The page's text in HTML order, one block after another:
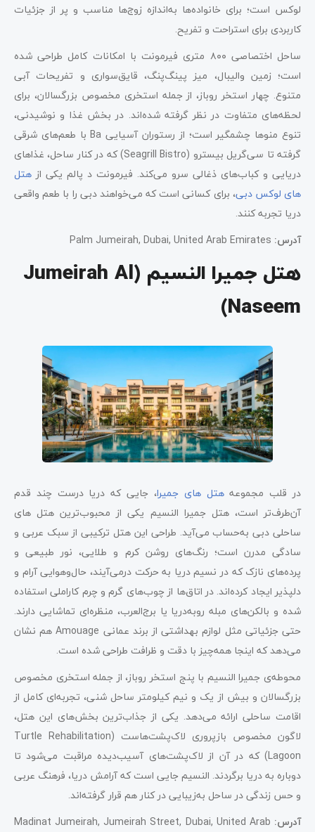
لوکس است؛ برای خانواده‌ها به‌اندازه زوج‌ها مناسب و پر از جزئیات
کاربردی برای استراحت و تفریح.
ساحل اختصاصی ۸۰۰ متری فیرمونت با امکانات کامل طراحی شده
است؛ زمین والیبال، میز پینگ‌پنگ، قایق‌سواری و تفریحات آبی
متنوع. چهار استخر روباز، از جمله استخری مخصوص بزرگسالان، برای
لحظه‌های متفاوت در نظر گرفته شده‌اند. در بخش غذا و نوشیدنی،
تنوع منوها چشمگیر است؛ از رستوران آسیایی Ba با طعم‌های شرقی
گرفته تا سی‌گریل بیسترو (Seagrill Bistro) که در کنار ساحل، غذاهای
دریایی و کباب‌های ذغالی سرو می‌کند. فیرمونت د پالم یکی از هتل
های لوکس دبی، برای کسانی است که می‌خواهند دبی را با طعم واقعی
دریا تجربه کنند.
آدرس:
هتل جمیرا النسیم (Jumeirah Al
Naseem)
در قلب مجموعههتل‌ های جمیرا، جایی که دریا درست چند قدم
آن‌طرف‌تر است، هتل جمیرا النسیم یکی از محبوب‌ترین هتل های
ساحلی دبی به‌حساب می‌آید. طراحی این هتل ترکیبی از سبک عربی و
سادگی مدرن است؛ رنگ‌های روشن کرم و طلایی، نور طبیعی و
پرده‌های نازک که در نسیم دریا به حرکت درمی‌آیند، حال‌و‌هوایی آرام و
دلپذیر ایجاد کرده‌اند. در اتاق‌ها از چوب‌های گرم و چرم کاراملی استفاده
شده و بالکن‌های مبله رو‌به‌دریا یا برج‌العرب، منظره‌ای تماشایی دارند.
حتی جزئیاتی مثل لوازم بهداشتی از برند عمانی Amouage هم نشان
می‌دهد که اینجا همه‌چیز با دقت و ظرافت طراحی شده است.
محوطه‌ی جمیرا النسیم با پنج استخر روباز، از جمله استخری مخصوص
بزرگسالان و بیش از یک و نیم کیلومتر ساحل شنی، تجربه‌ای کامل از
اقامت ساحلی ارائه می‌دهد. یکی از جذاب‌ترین بخش‌های این هتل،
لاگون مخصوص بازپروری لاک‌پشت‌هاست (Turtle Rehabilitation
Lagoon) که در آن از لاک‌پشت‌های آسیب‌دیده مراقبت می‌شود تا
دوباره به دریا برگردند. النسیم جایی است که آرامش دریا، فرهنگ عربی
و حس زندگی در ساحل به‌زیبایی در کنار هم قرار گرفته‌اند.
آدرس:
Madinat Jumeirah, Jumeirah Street, Dubai, United Arab